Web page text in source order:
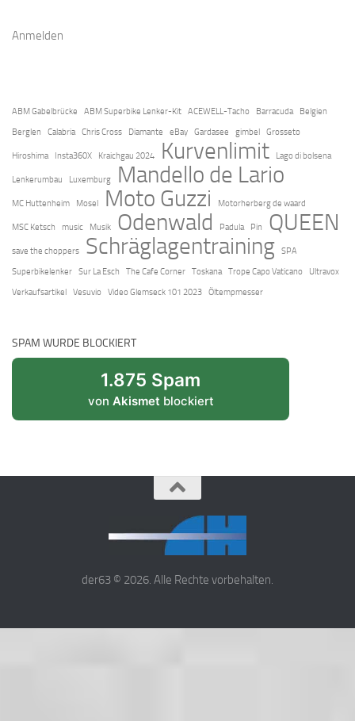
Anmelden
ABM Gabelbrücke ABM Superbike Lenker-Kit ACEWELL-Tacho Barracuda
Belgien
Berglen
Calabria Chris Cross Diamante eBay Gardasee gimbel Grosseto
Hiroshima Insta360X Kraichgau 2024 Kurvenlimit Lago di bolsena
Lenkerumbau Luxemburg Mandello de Lario
MC Huttenheim Mosel Moto Guzzi Motorherberg de waard
MSC Ketsch music Musik Odenwald Padula Pin QUEEN
save the choppers Schräglagentraining
SPA
Superbikelenker
Sur La Esch The Cafe Corner Toskana Trope Capo Vaticano
Ultravox
Verkaufsartikel
Vesuvio Video Glemseck 101 2023 Öltempmesser
SPAM WURDE BLOCKIERT
1.875 Spam
von Akismet blockiert
der63 © 2026. Alle Rechte vorbehalten.